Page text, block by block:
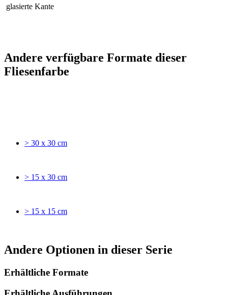
glasierte Kante
Andere verfügbare Formate dieser
Fliesenfarbe
> 30 x 30 cm
> 15 x 30 cm
> 15 x 15 cm
Andere Optionen in dieser Serie
Erhältliche Formate